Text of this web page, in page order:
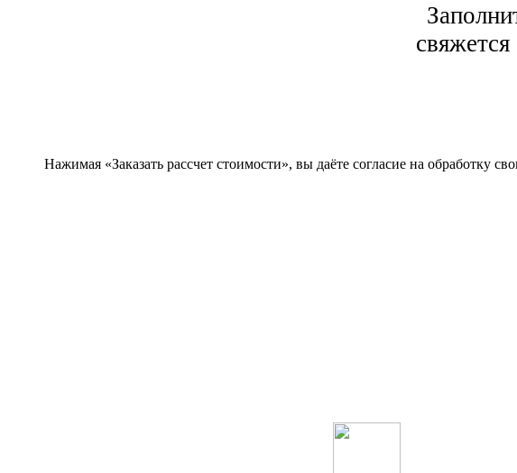
Нажимая «Заказать рассчет стоимости», вы даёте согласие на